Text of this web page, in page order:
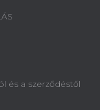
és a szerződéstől